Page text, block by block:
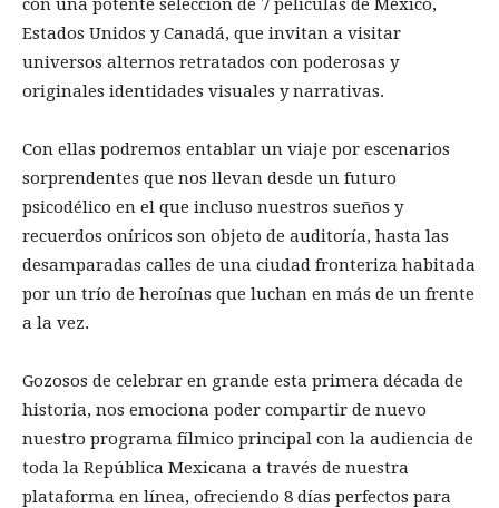
con una potente selección de 7 películas de México,
Estados Unidos y Canadá, que invitan a visitar
universos alternos retratados con poderosas y
originales identidades visuales y narrativas.
Con ellas podremos entablar un viaje por escenarios
sorprendentes que nos llevan desde un futuro
psicodélico en el que incluso nuestros sueños y
recuerdos oníricos son objeto de auditoría, hasta las
desamparadas calles de una ciudad fronteriza habitada
por un trío de heroínas que luchan en más de un frente
a la vez.
Gozosos de celebrar en grande esta primera década de
historia, nos emociona poder compartir de nuevo
nuestro programa fílmico principal con la audiencia de
toda la República Mexicana a través de nuestra
plataforma en línea, ofreciendo 8 días perfectos para